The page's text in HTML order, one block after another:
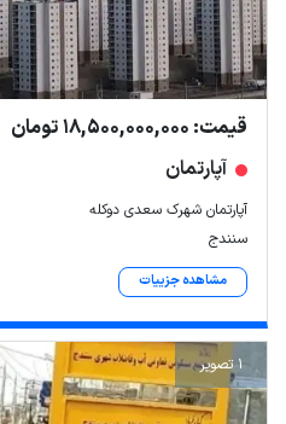
قیمت: 18,500,000,000 تومان
آپارتمان
آپارتمان شهرک سعدی دوکله
سنندج
مشاهده جزییات
1 تصویر